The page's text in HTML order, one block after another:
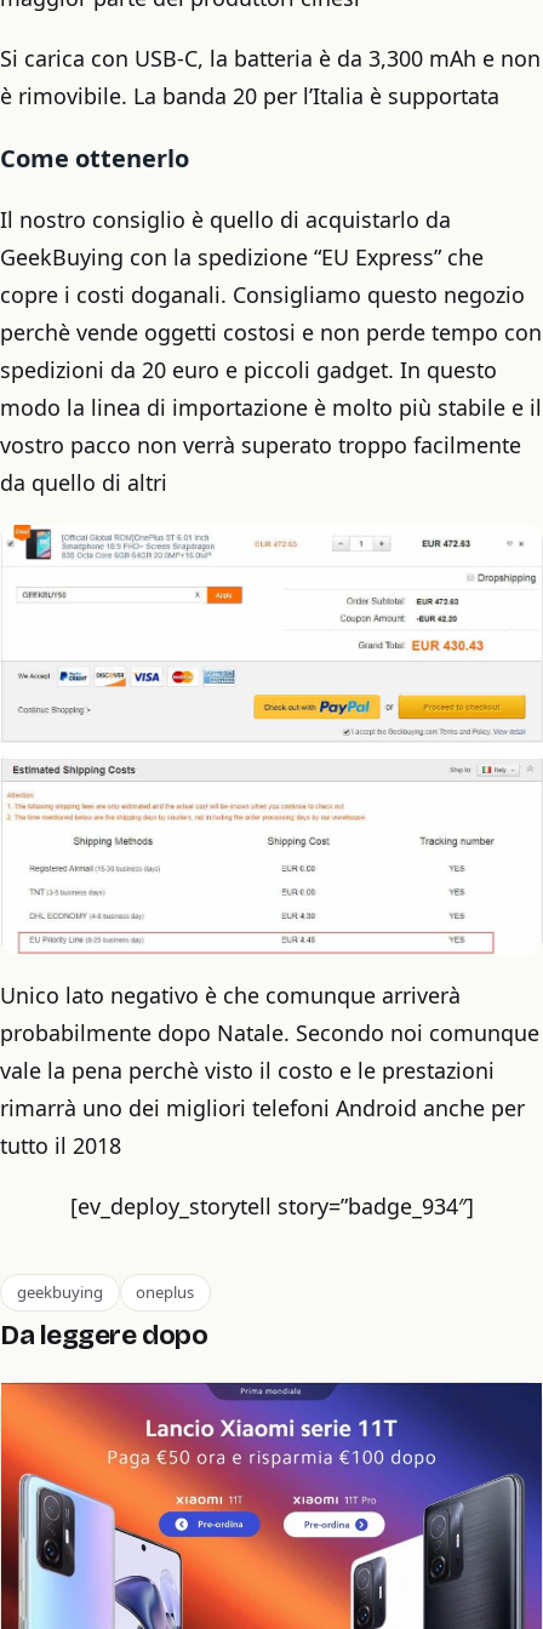
Si carica con USB-C, la batteria è da 3,300 mAh e non
è rimovibile. La banda 20 per l’Italia è supportata
Come ottenerlo
Il nostro consiglio è quello di acquistarlo da
GeekBuying con la spedizione “EU Express” che
copre i costi doganali. Consigliamo questo negozio
perchè vende oggetti costosi e non perde tempo con
spedizioni da 20 euro e piccoli gadget. In questo
modo la linea di importazione è molto più stabile e il
vostro pacco non verrà superato troppo facilmente
da quello di altri
Unico lato negativo è che comunque arriverà
probabilmente dopo Natale. Secondo noi comunque
vale la pena perchè visto il costo e le prestazioni
rimarrà uno dei migliori telefoni Android anche per
tutto il 2018
[ev_deploy_storytell story=”badge_934″]
geekbuying oneplus
Da leggere dopo